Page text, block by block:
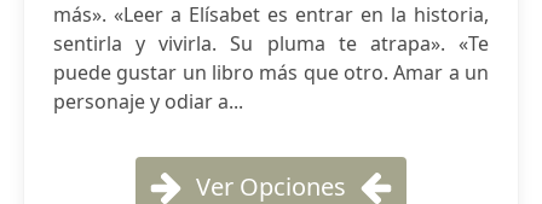
más». «Leer a Elísabet es entrar en la historia,
sentirla y vivirla. Su pluma te atrapa». «Te
puede gustar un libro más que otro. Amar a un
personaje y odiar a...
Ver Opciones